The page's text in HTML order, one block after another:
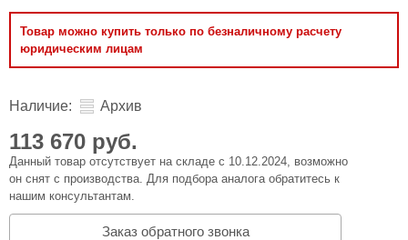
Товар можно купить только по безналичному расчету
юридическим лицам
Наличие: Архив
113 670 руб.
Данный товар отсутствует на складе с 10.12.2024, возможно
он снят с производства. Для подбора аналога обратитесь к
нашим консультантам.
Заказ обратного звонка